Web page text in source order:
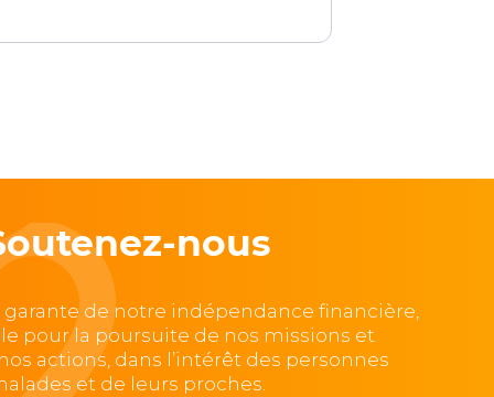
nous
garante de notre indépendance financière,
pour la poursuite de nos missions et
actions, dans l’intérêt des personnes
et de leurs proches.